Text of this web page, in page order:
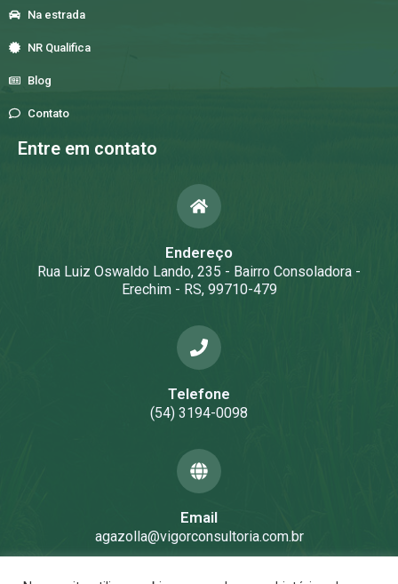
Na estrada
NR Qualifica
Blog
Contato
Entre em contato
Endereço
Rua Luiz Oswaldo Lando, 235 - Bairro Consoladora -
Erechim - RS, 99710-479
Telefone
(54) 3194-0098
Email
agazolla@vigorconsultoria.com.br